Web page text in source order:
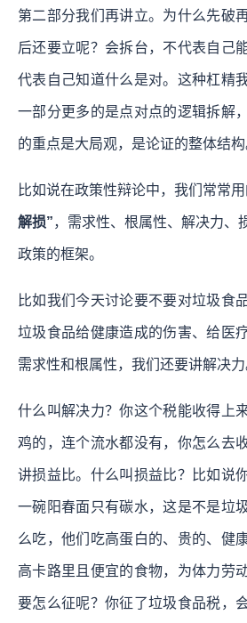
第二部分我们再讲立。为什么先破
后还要立呢？会拆台，不代表自己
代表自己知道什么是对。这种杠精
一部分更多的是点对点的逻辑拆解
的重点是大局观，是论证的整体结构
比如说在政策性辩论中，我们常常
解损”，需求性、根属性、解决力、
政策的框架。
比如我们今天讨论要不要对垃圾食
垃圾食品给健康造成的伤害、给医
需求性和根属性，我们还要讲解决力
什么叫解决力？你这个税能收得上
鸡的，连个流水都没有，你怎么去
讲损益比。什么叫损益比？比如说
一碗阳春面只有碳水，这是不是垃
么吃，他们吃高蛋白的、贵的、健
高卡路里且便宜的食物，为体力劳
要怎么征呢？你征了垃圾食品税，